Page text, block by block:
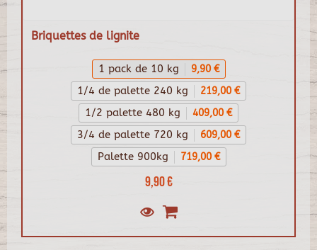
Briquettes de lignite
9,90 €
1 pack de 10 kg 9,90 €
1/4 de palette 240 kg 219,00 €
1/2 palette 480 kg 409,00 €
3/4 de palette 720 kg 609,00 €
Palette 900kg 719,00 €